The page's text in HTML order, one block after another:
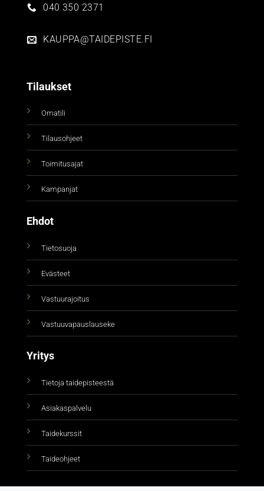
040 350 2371
KAUPPA@TAIDEPISTE.FI
Tilaukset
Omatili
Tilausohjeet
Toimitusajat
Kampanjat
Ehdot
Tietosuoja
Evästeet
Vastuurajoitus
Vastuuvapauslauseke
Yritys
Tietoja taidepisteestä
Asiakaspalvelu
Taidekurssit
Taideohjeet